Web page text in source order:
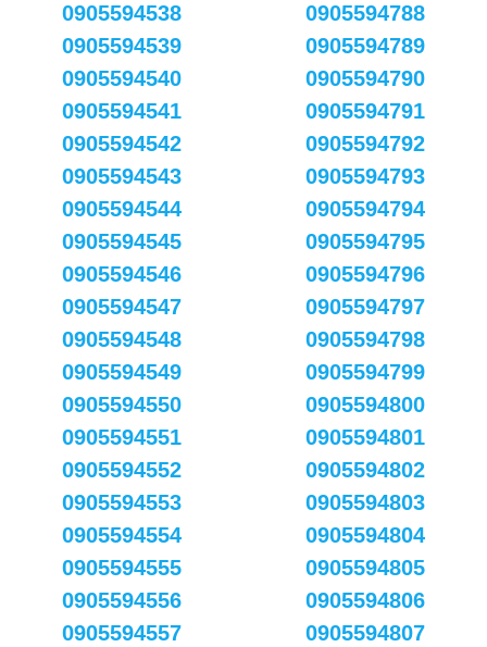
0905594538
0905594539
0905594540
0905594541
0905594542
0905594543
0905594544
0905594545
0905594546
0905594547
0905594548
0905594549
0905594550
0905594551
0905594552
0905594553
0905594554
0905594555
0905594556
0905594557
0905594788
0905594789
0905594790
0905594791
0905594792
0905594793
0905594794
0905594795
0905594796
0905594797
0905594798
0905594799
0905594800
0905594801
0905594802
0905594803
0905594804
0905594805
0905594806
0905594807